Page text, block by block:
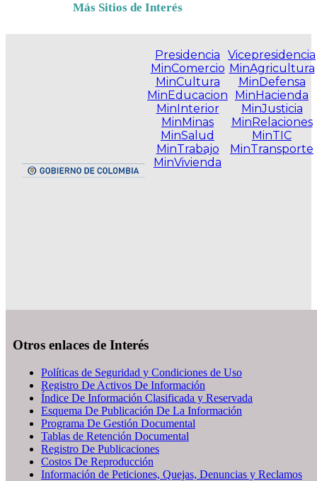
Más Sitios de Interés
Presidencia
MinComercio
MinCultura
MinEducacion
MinInterior
MinMinas
MinSalud
MinTrabajo
MinVivienda
Vicepresidencia
MinAgricultura
MinDefensa
MinHacienda
MinJusticia
MinRelaciones
MinTIC
MinTransporte
Otros enlaces de Interés
Políticas de Seguridad y Condiciones de Uso
Registro De Activos De Información
Índice De Información Clasificada y Reservada
Esquema De Publicación De La Información
Programa De Gestión Documental
Tablas de Retención Documental
Registro De Publicaciones
Costos De Reproducción
Información de Peticiones, Quejas, Denuncias y Reclamos